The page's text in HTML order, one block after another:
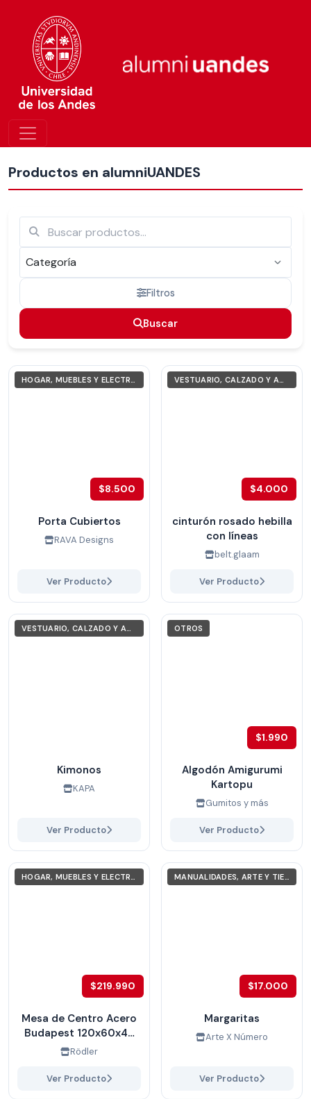
Productos en alumniUANDES
Filtros
Buscar
Buscar
HOGAR, MUEBLES Y ELECTRODOMÉSTICOS
$8.500
Porta Cubiertos
RAVA Designs
Ver Producto
VESTUARIO, CALZADO Y ACCESORIOS
$4.000
cinturón rosado hebilla
con líneas
belt.glaam
Ver Producto
VESTUARIO, CALZADO Y ACCESORIOS
Kimonos
KAPA
Ver Producto
OTROS
$1.990
Algodón Amigurumi
Kartopu
Gumitos y más
Ver Producto
HOGAR, MUEBLES Y ELECTRODOMÉSTICOS
$219.990
Mesa de Centro Acero
Budapest 120x60x45
cms
Rödler
Ver Producto
MANUALIDADES, ARTE Y TIEMPO LIBRE
$17.000
Margaritas
Arte X Número
Ver Producto